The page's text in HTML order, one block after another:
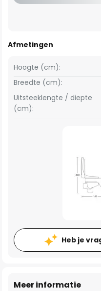
Afmetingen
Breedte (cm):
Hoogte (cm):
Uitsteeklengte / diepte
(cm):
Heb je
Meer informatie